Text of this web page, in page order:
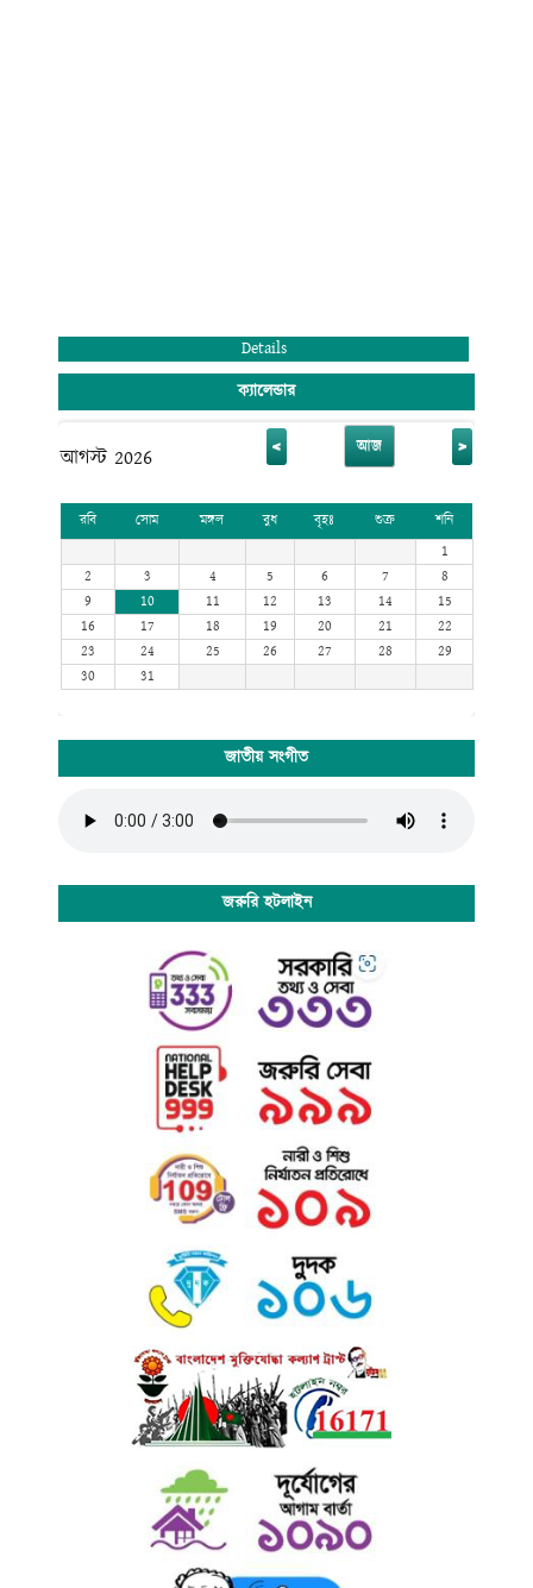
Details
ক্যালেন্ডার
আগস্ট 2026 < আজ >
রবি সোম মঙ্গল বুধ বৃহঃ শুক্র
শনি
1
2
3 4 5 6 7
8
9
10 11 12 13 14
15
16
17 18 19 20 21
22
23
24 25 26 27 28
29
30
31
জাতীয় সংগীত
জরুরি হটলাইন